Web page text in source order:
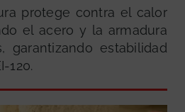
protege contra el calor
el acero y la armadura
garantizando estabilidad
120.